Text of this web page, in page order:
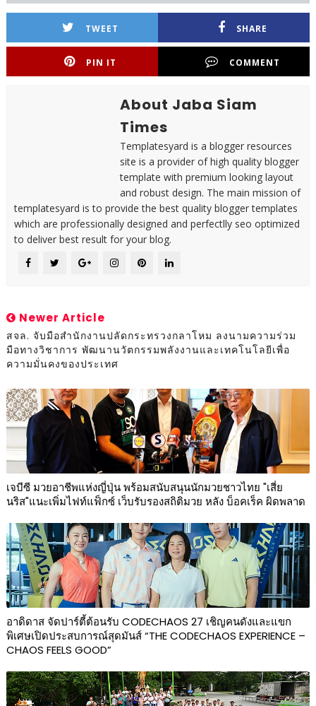
TWEET SHARE
PIN IT COMMENT
About Jaba Siam
Times
Templatesyard is a blogger resources
site is a provider of high quality blogger
template with premium looking layout
and robust design. The main mission of
templatesyard is to provide the best quality blogger templates
which are professionally designed and perfectlly seo optimized
to deliver best result for your blog.
Newer Article
สจล. จับมือสำนักงานปลัดกระทรวงกลาโหม ลงนามความร่วม
มือทางวิชาการ พัฒนานวัตกรรมพลังงานและเทคโนโลยีเพื่อ
ความมั่นคงของประเทศ
เจบีซี มวยอาชีพแห่งญี่ปุ่น พร้อมสนับสนุนนักมวยชาวไทย "เสี่ย
นริส"แนะเพิ่มไฟท์แฟ็กซ์ เว็บรับรองสถิติมวย หลัง บ็อคเร็ค ผิดพลาด
อาดิดาส จัดปาร์ตี้ต้อนรับ CODECHAOS 27 เชิญคนดังและแขก
พิเศษเปิดประสบการณ์สุดมันส์ “THE CODECHAOS EXPERIENCE –
CHAOS FEELS GOOD”